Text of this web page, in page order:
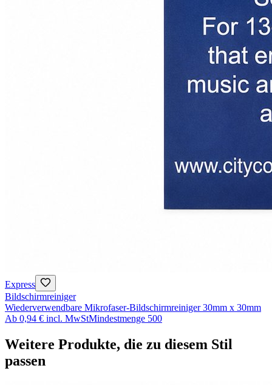
Express
Bildschirmreiniger
Wiederverwendbare Mikrofaser-Bildschirmreiniger 30mm x 30mm
Ab 0,94 € incl. MwStMindestmenge 500
Weitere Produkte, die zu diesem Stil
passen